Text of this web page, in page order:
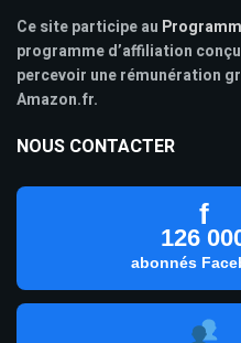
Ce site participe au
programme d’affiliation
percevoir une rémunération
Amazon.fr.
NOUS CONTACTER
f
126
abonnés